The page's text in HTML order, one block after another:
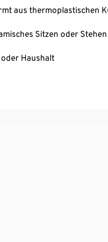
aus thermoplastischen
Sitzen oder Stehen
Haushalt
gleichzeitig